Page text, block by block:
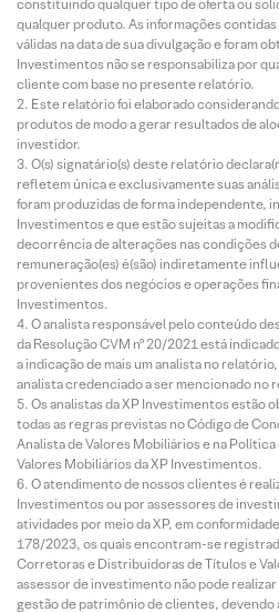
constituindo qualquer tipo de oferta ou
qualquer produto. As informações
válidas na data de sua divulgação e foram
Investimentos não se responsabiliza por
cliente com base no presente relatório.
Este relatório foi elaborado
produtos de modo a gerar resultados de
investidor.
O(s) signatário(s) deste relatório
refletem única e exclusivamente suas
foram produzidas de forma independente,
Investimentos e que estão sujeitas a
decorrência de alterações nas condições
remuneração(es) é(são) indiretamente
provenientes dos negócios e operações
Investimentos.
O analista responsável pelo conteúdo
da Resolução CVM nº 20/2021 está
a indicação de mais um analista no
analista credenciado a ser mencionado no
Os analistas da XP Investimentos estão
todas as regras previstas no Código de
Analista de Valores Mobiliários e na
Valores Mobiliários da XP Investimentos.
O atendimento de nossos clientes é
Investimentos ou por assessores de
atividades por meio da XP, em
178/2023, os quais encontram-se
Corretoras e Distribuidoras de Títulos e
assessor de investimento não pode
gestão de patrimônio de clientes,